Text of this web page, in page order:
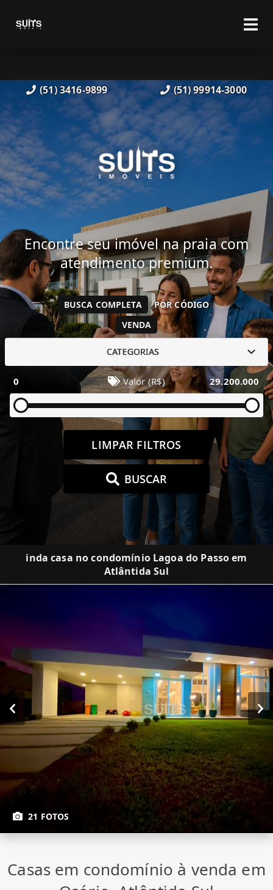
(51) 3416-9899 (51) 99914-3000
Encontre seu imóvel na praia com
atendimento premium.
VENDA
BUSCA COMPLETA POR CÓDIGO
CATEGORIAS
0 Valor (R$) 29.200.000
LIMPAR FILTROS
BUSCAR
inda casa no condomínio Lagoa do Passo em
Atlântida Sul
21 FOTOS
Casas em condomínio à venda em